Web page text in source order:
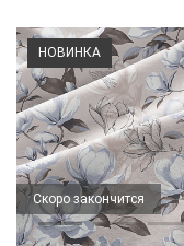
НОВИНКА
Скоро закончится